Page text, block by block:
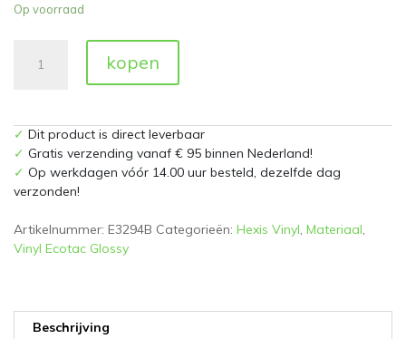
Op voorraad
30,5
cm
meter
kopen
✓ Dit product is direct leverbaar
✓ Gratis verzending vanaf € 95 binnen Nederland!
✓ Op werkdagen vóór 14.00 uur besteld, dezelfde dag
verzonden!
Artikelnummer: E3294B Categorieën: Hexis Vinyl, Materiaal,
Vinyl Ecotac Glossy
Beschrijving